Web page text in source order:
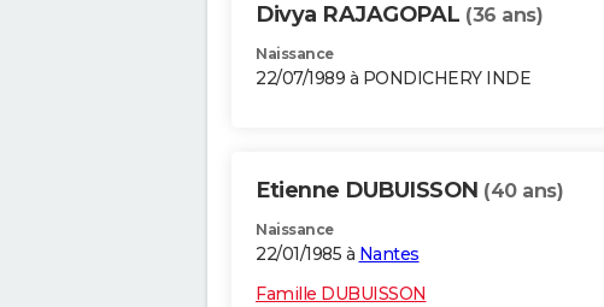
Divya RAJAGOPAL (36 ans)
Naissance
22/07/1989 à PONDICHERY INDE
Etienne DUBUISSON (40 ans)
Naissance
22/01/1985 à Nantes
Famille DUBUISSON